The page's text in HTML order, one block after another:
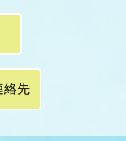
絡先